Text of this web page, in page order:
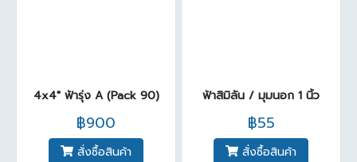
4x4" ฟ้ารุ่ง A (Pack 90)
฿900
สั่งซื้อสินค้า
ฟ้าสิมิลัน / มุมนอก 1 นิ้ว
฿55
สั่งซื้อสินค้า